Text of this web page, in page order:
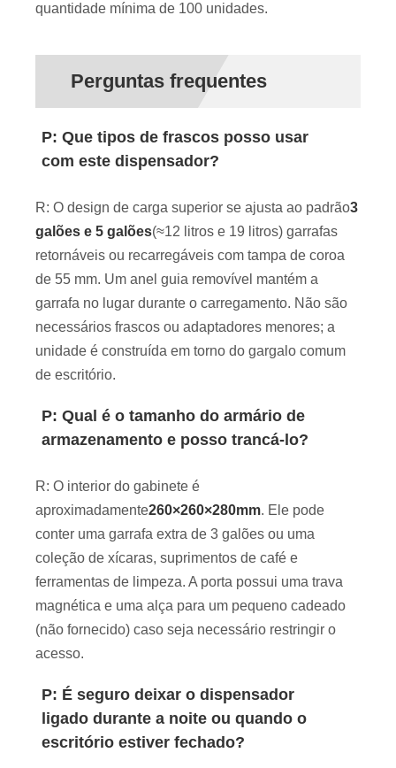
quantidade mínima de 100 unidades.
Perguntas frequentes
P: Que tipos de frascos posso usar
com este dispensador?
R: O design de carga superior se ajusta ao padrão3
galões e 5 galões(≈12 litros e 19 litros) garrafas
retornáveis ​​ou recarregáveis ​​com tampa de coroa
de 55 mm. Um anel guia removível mantém a
garrafa no lugar durante o carregamento. Não são
necessários frascos ou adaptadores menores; a
unidade é construída em torno do gargalo comum
de escritório.
P: Qual é o tamanho do armário de
armazenamento e posso trancá-lo?
R: O interior do gabinete é
aproximadamente260×260×280mm. Ele pode
conter uma garrafa extra de 3 galões ou uma
coleção de xícaras, suprimentos de café e
ferramentas de limpeza. A porta possui uma trava
magnética e uma alça para um pequeno cadeado
(não fornecido) caso seja necessário restringir o
acesso.
P: É seguro deixar o dispensador
ligado durante a noite ou quando o
escritório estiver fechado?